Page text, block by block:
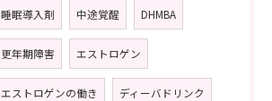
睡眠導入剤 中途覚醒 DHMBA
更年期障害 エストロゲン
エストロゲンの働き ディーバドリンク